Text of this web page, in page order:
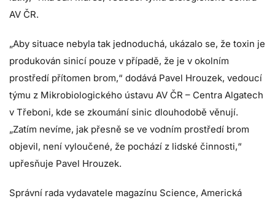
AV ČR.
„Aby situace nebyla tak jednoduchá, ukázalo se, že toxin je
produkován sinicí pouze v případě, že je v okolním
prostředí přítomen brom,“ dodává Pavel Hrouzek, vedoucí
týmu z Mikrobiologického ústavu AV ČR – Centra Algatech
v Třeboni, kde se zkoumání sinic dlouhodobě věnují.
„Zatím nevíme, jak přesně se ve vodním prostředí brom
objevil, není vyloučené, že pochází z lidské činnosti,“
upřesňuje Pavel Hrouzek.
Správní rada vydavatele magazínu Science, Americká